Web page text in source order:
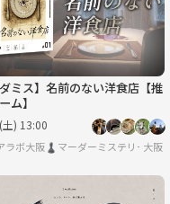
ダミス】名前のない洋食店【推
ム】
) 13:00
ラボ大阪♟️マーダーミステリー/ボ
大阪